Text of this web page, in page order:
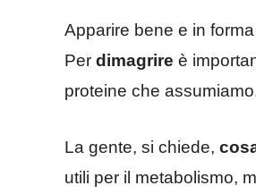
Apparire bene e in
Per dimagrire è
proteine che
La gente, si chiede,
utili per il metabolismo,